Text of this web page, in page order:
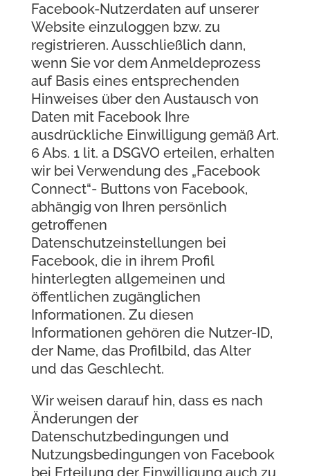
Facebook-Nutzerdaten auf unserer
Website einzuloggen bzw. zu
registrieren. Ausschließlich dann,
wenn Sie vor dem Anmeldeprozess
auf Basis eines entsprechenden
Hinweises über den Austausch von
Daten mit Facebook Ihre
ausdrückliche Einwilligung gemäß Art.
6 Abs. 1 lit. a DSGVO erteilen, erhalten
wir bei Verwendung des „Facebook
Connect“- Buttons von Facebook,
abhängig von Ihren persönlich
getroffenen
Datenschutzeinstellungen bei
Facebook, die in ihrem Profil
hinterlegten allgemeinen und
öffentlichen zugänglichen
Informationen. Zu diesen
Informationen gehören die Nutzer-ID,
der Name, das Profilbild, das Alter
und das Geschlecht.
Wir weisen darauf hin, dass es nach
Änderungen der
Datenschutzbedingungen und
Nutzungsbedingungen von Facebook
bei Erteilung der Einwilligung auch zu